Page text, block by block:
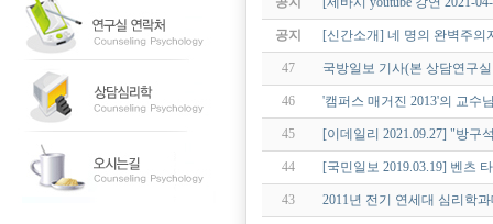
공지 [신간소개] 네 명의 완벽주의
47 국방일보 기사(본 상담연구
46 '캠퍼스 매거진 2013'의 교수
45 [이데일리 2021.09.27] "방
44 [국민일보 2019.03.19] 벤츠
43 2011년 전기 연세대 심리학